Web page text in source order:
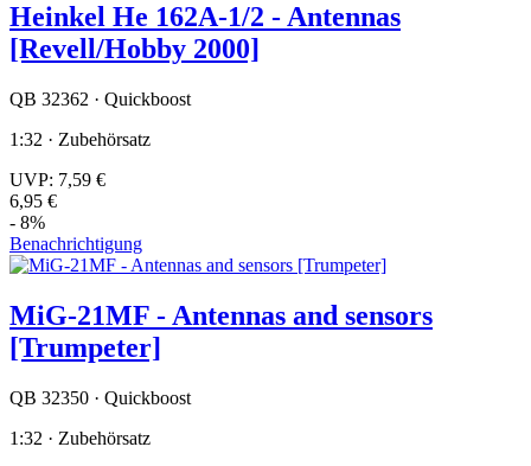
Heinkel He 162A-1/2 - Antennas
[Revell/Hobby 2000]
QB 32362 · Quickboost
1:32 · Zubehörsatz
UVP: 7,59 €
6,95 €
- 8%
Benachrichtigung
MiG-21MF - Antennas and sensors
[Trumpeter]
QB 32350 · Quickboost
1:32 · Zubehörsatz